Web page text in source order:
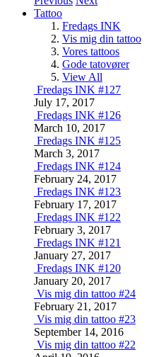
Tattoo
Fredags INK
Vis mig din tattoo
Vores tattoos
Gode tatovører
View All
Fredags INK #127
July 17, 2017
Fredags INK #126
March 10, 2017
Fredags INK #125
March 3, 2017
Fredags INK #124
February 24, 2017
Fredags INK #123
February 17, 2017
Fredags INK #122
February 3, 2017
Fredags INK #121
January 27, 2017
Fredags INK #120
January 20, 2017
Vis mig din tattoo #24
February 21, 2017
Vis mig din tattoo #23
September 14, 2016
Vis mig din tattoo #22